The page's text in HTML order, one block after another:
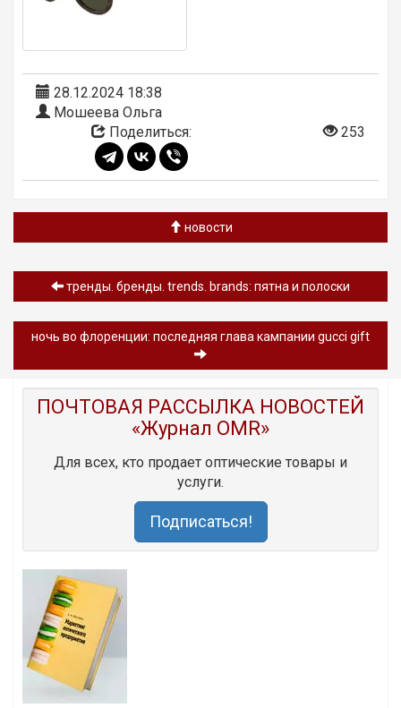
28.12.2024 18:38
Мошеева Ольга
Поделиться:
253
новости
тренды. бренды. trends. brands: пятна и полоски
ночь во флоренции: последняя глава кампании gucci gift
ПОЧТОВАЯ РАССЫЛКА НОВОСТЕЙ
«Журнал OMR»
Для всех, кто продает оптические товары и
услуги.
Подписаться!